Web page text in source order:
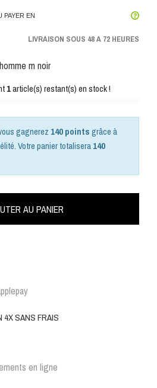
PAYER EN
LIVRAISON SOUS 48 A 72 HEURES
m noir
1article(s) restant(s) en stock !
gagnerez 140 pointsgrâce à
Votre panier totalisera140
AU PANIER
4X SANS FRAIS
en ligne